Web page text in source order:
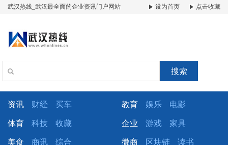
武汉热线_武汉最全面的企业资讯门户网站 设为首页 点击收藏
搜索
资讯 财经 买车 教育 娱乐 电影
体育 科技 收藏 企业 游戏 家具
美食 商讯 综合 微商 区块链 读书